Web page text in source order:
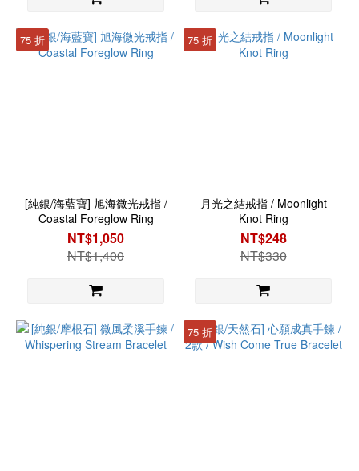
75 折
[純銀/海藍寶] 旭海微光戒指 /
Coastal Foreglow Ring
NT$1,050
NT$1,400
75 折
月光之結戒指 / Moonlight
Knot Ring
NT$248
NT$330
75 折